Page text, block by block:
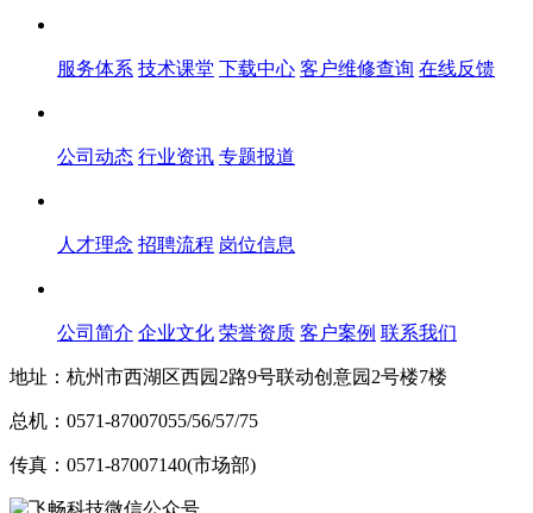
服务体系 技术课堂 下载中心 客户维修查询 在线反馈
公司动态 行业资讯 专题报道
人才理念 招聘流程 岗位信息
公司简介 企业文化 荣誉资质 客户案例 联系我们
地址：杭州市西湖区西园2路9号联动创意园2号楼7楼
总机：0571-87007055/56/57/75
传真：0571-87007140(市场部)